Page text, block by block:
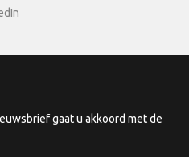
gaat u akkoord met de